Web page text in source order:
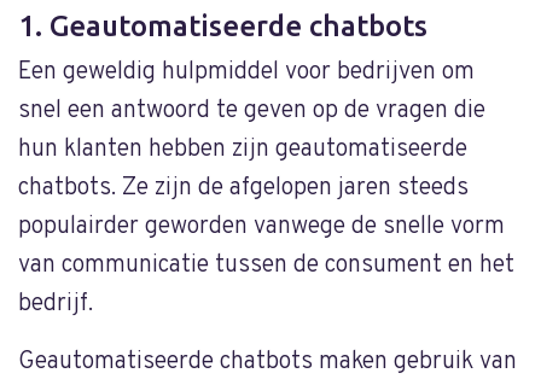
1. Geautomatiseerde chatbots
Een geweldig hulpmiddel voor bedrijven om
snel een antwoord te geven op de vragen die
hun klanten hebben zijn geautomatiseerde
chatbots. Ze zijn de afgelopen jaren steeds
populairder geworden vanwege de snelle vorm
van communicatie tussen de consument en het
bedrijf.
Geautomatiseerde chatbots maken gebruik van